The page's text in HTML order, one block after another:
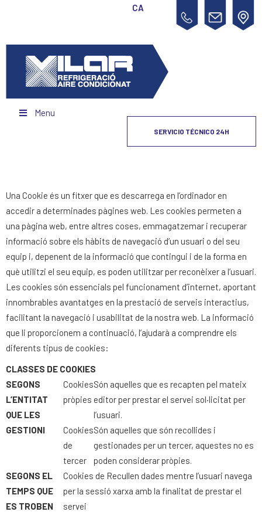
CA
Menu
SERVICIO TÉCNICO 24H
Una Cookie és un fitxer que es descarrega en l’ordinador en
accedir a determinades pàgines web. Les cookies permeten a
una pàgina web, entre altres coses, emmagatzemar i recuperar
informació sobre els hàbits de navegació d’un usuari o del seu
equip i, depenent de la informació que contingui i de la forma en
què utilitzi el seu equip, es poden utilitzar per reconèixer a l’usuari.
Les cookies són essencials pel funcionament d’internet, aportant
innombrables avantatges en la prestació de serveis interactius,
facilitant la navegació i usabilitat de la nostra web. La informació
que li proporcionem a continuació, l’ajudarà a comprendre els
diferents tipus de cookies:
CLASSES DE COOKIES
SEGONS
L’ENTITAT
QUE LES
GESTIONI
Cookies
pròpies
Són aquelles que es recapten pel mateix
editor per prestar el servei sol·licitat per
l’usuari.
Cookies
de
tercer
Són aquelles que són recollides i
gestionades per un tercer, aquestes no es
poden considerar pròpies.
SEGONS EL
TEMPS QUE
ES TROBEN
Cookies de Recullen dades mentre l’usuari navega
per la sessió xarxa amb la finalitat de prestar el
servei